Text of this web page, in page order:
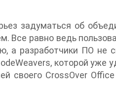
задуматься об
Все равно ведь
а разработчики ПО не
которой уже
своего CrossOver